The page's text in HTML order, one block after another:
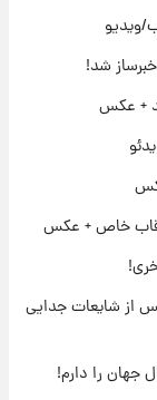
مرکز تجارت
از رهبر جدید
ویدیو
شد!
+ عکس
خاص + عکس
شایعات جدایی
را دارم!